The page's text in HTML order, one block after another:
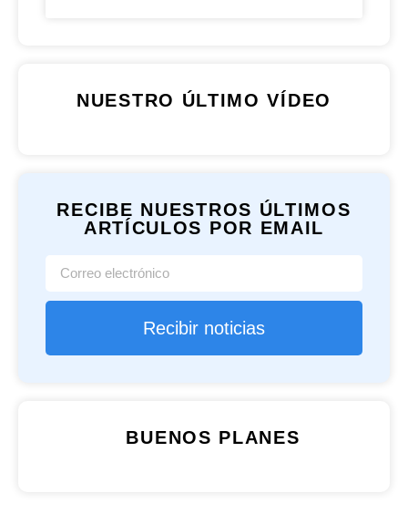
NUESTRO ÚLTIMO VÍDEO
RECIBE NUESTROS ÚLTIMOS
ARTÍCULOS POR EMAIL
Recibir noticias
BUENOS PLANES